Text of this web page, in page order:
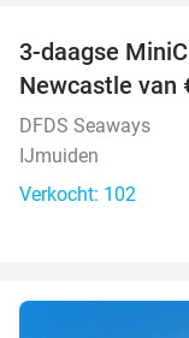
3-daagse
Newcastle van
DFDS Seaways
IJmuiden
Verkocht: 102